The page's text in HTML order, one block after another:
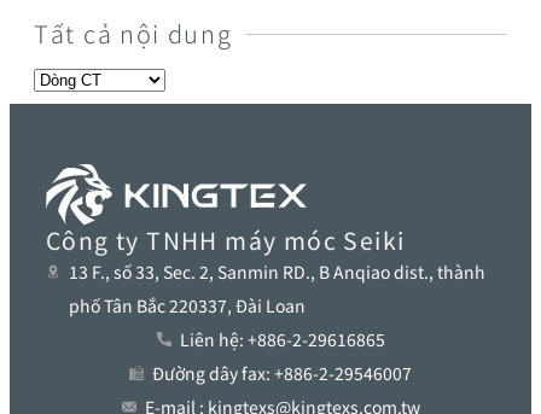
Tất cả nội dung
Công ty TNHH máy móc Seiki
13 F., số 33, Sec. 2, Sanmin RD., B Anqiao dist., thành
phố Tân Bắc 220337, Đài Loan
Liên hệ: +886-2-29616865
Đường dây fax: +886-2-29546007
E-mail : kingtexs@kingtexs.com.tw